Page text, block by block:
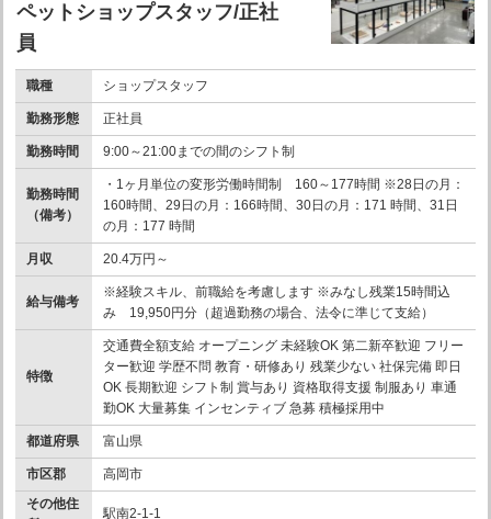
ペットショップスタッフ/正社
員
職種 ショップスタッフ
勤務形態 正社員
勤務時間 9:00～21:00までの間のシフト制
勤務時間
（備考）
・1ヶ月単位の変形労働時間制 160～177時間 ※28日の月：
160時間、29日の月：166時間、30日の月：171 時間、31日
の月：177 時間
月収 20.4万円～
給与備考
※経験スキル、前職給を考慮します ※みなし残業15時間込
み 19,950円分（超過勤務の場合、法令に準じて支給）
特徴
交通費全額支給 オープニング 未経験OK 第二新卒歓迎 フリー
ター歓迎 学歴不問 教育・研修あり 残業少ない 社保完備 即日
OK 長期歓迎 シフト制 賞与あり 資格取得支援 制服あり 車通
勤OK 大量募集 インセンティブ 急募 積極採用中
都道府県 富山県
市区郡
高岡市
その他住
駅南2-1-1